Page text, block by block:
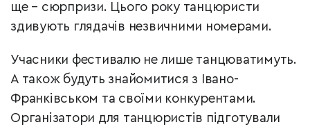
ще – сюрпризи. Цього року танцюристи
здивують глядачів незвичними номерами.
Учасники фестивалю не лише танцюватимуть.
А також будуть знайомитися з Івано-
Франківськом та своїми конкурентами.
Організатори для танцюристів підготували